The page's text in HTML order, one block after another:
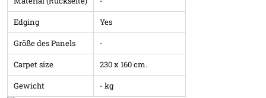
Edging
Yes
Größe des Panels
-
Carpet size
230 x 160 cm.
Gewicht
- kg